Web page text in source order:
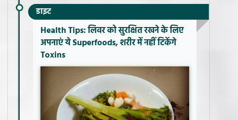
डाइट
Health Tips: लिवर को सुरक्षित रखने के लिए
अपनाएं ये Superfoods, शरीर में नहीं टिकेंगे
Toxins